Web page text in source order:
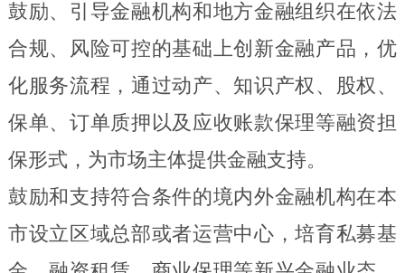
鼓励、引导金融机构和地方金融组织在依法
合规、风险可控的基础上创新金融产品，优
化服务流程，通过动产、知识产权、股权、
保单、订单质押以及 应收账款保理等融资担
保形式，为市场主体提供金融支持。
鼓励和支持符合条件的境内外金融机构在本
市设立区域总部或者运营中心，培育私募基